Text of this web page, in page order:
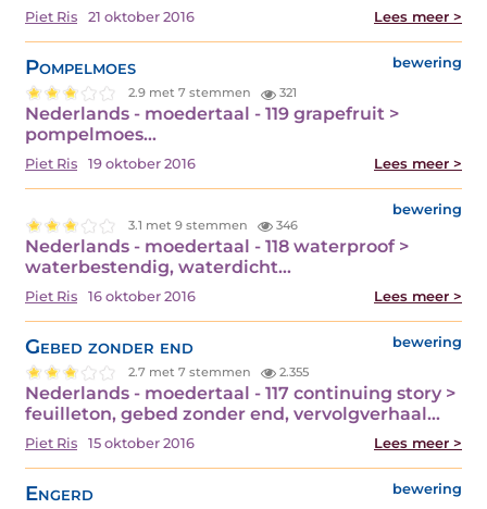
Piet Ris 21 oktober 2016 Lees meer >
Pompelmoes bewering
2.9 met 7 stemmen 321
Nederlands - moedertaal - 119 grapefruit >
pompelmoes…
Piet Ris 19 oktober 2016 Lees meer >
bewering
3.1 met 9 stemmen 346
Nederlands - moedertaal - 118 waterproof >
waterbestendig, waterdicht…
Piet Ris 16 oktober 2016 Lees meer >
Gebed zonder end bewering
2.7 met 7 stemmen 2.355
Nederlands - moedertaal - 117 continuing story >
feuilleton, gebed zonder end, vervolgverhaal…
Piet Ris 15 oktober 2016 Lees meer >
Engerd bewering